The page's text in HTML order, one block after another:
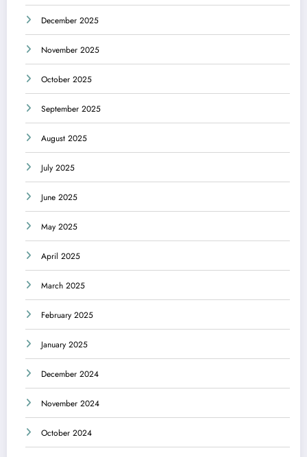
December 2025
November 2025
October 2025
September 2025
August 2025
July 2025
June 2025
May 2025
April 2025
March 2025
February 2025
January 2025
December 2024
November 2024
October 2024